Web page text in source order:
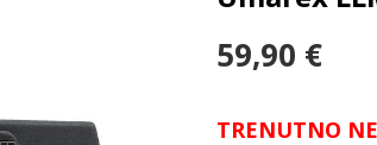
59,90 €
TRENUTNO